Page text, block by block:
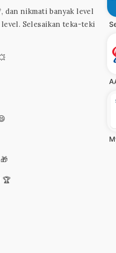
dan nikmati banyak level
Selesaikan teka-teki
🏆